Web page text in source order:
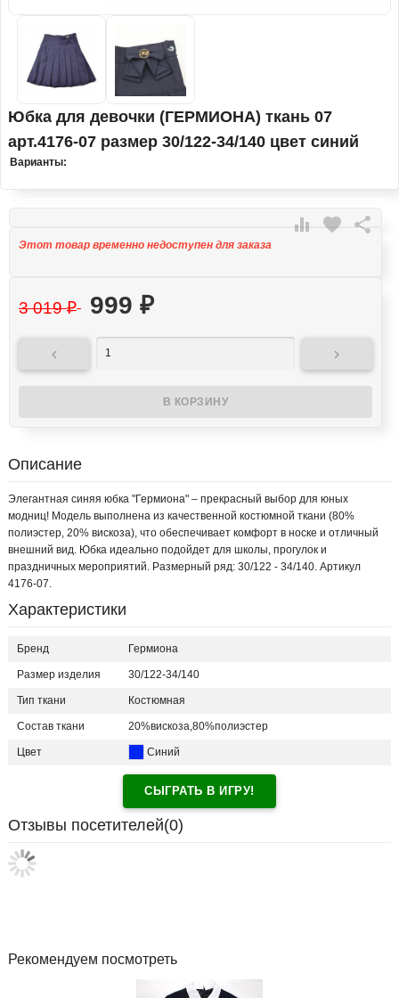
Юбка для девочки (ГЕРМИОНА) ткань 07
арт.4176-07 размер 30/122-34/140 цвет синий
Варианты:
 favorite 
Этот товар временно недоступен для заказа
3 019₽ 999 ₽
 
Описание
Элегантная синяя юбка "Гермиона" – прекрасный выбор для юных
модниц! Модель выполнена из качественной костюмной ткани (80%
полиэстер, 20% вискоза), что обеспечивает комфорт в носке и отличный
внешний вид. Юбка идеально подойдет для школы, прогулок и
праздничных мероприятий. Размерный ряд: 30/122 - 34/140. Артикул
4176-07.
Характеристики
Бренд Гермиона
Размер изделия 30/122-34/140
Тип ткани Костюмная
Состав ткани 20%вискоза,80%полиэстер
Цвет Синий
СЫГРАТЬ В ИГРУ!
Отзывы посетителей(0)
Рекомендуем посмотреть